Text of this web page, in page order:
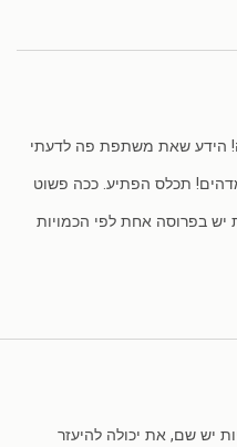
הידע שאת משתפת פה לדעתי
תכלס הפתיע. ככה פשוט
יש בפרוסה אחת לפי הכמויות
יש שם, את יכולה להיעזר